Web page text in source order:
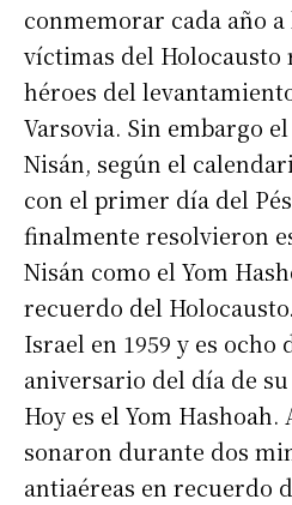
conmemorar cada año
víctimas del Holocausto
héroes del
Varsovia. Sin embargo
Nisán, según el
con el primer día del
finalmente resolvieron
Nisán como el Yom
recuerdo del
Israel en 1959 y es ocho
aniversario del día de
Hoy es el Yom Hashoah.
sonaron durante dos
antiaéreas en recuerdo